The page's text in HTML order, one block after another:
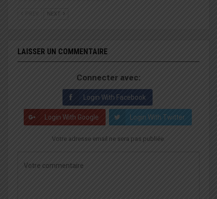
NEXT
LAISSER UN COMMENTAIRE
Connecter avec:
Login With Facebook
Login With Google Login With Twitter
Votre adresse email ne sera pas publiée.